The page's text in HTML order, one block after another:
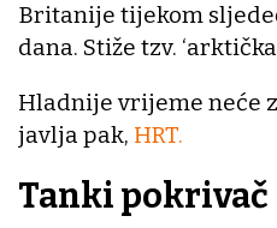
Britanije tijekom
dana. Stiže tzv.
Hladnije vrijeme neće
javlja pak, HRT.
Tanki pokrivač